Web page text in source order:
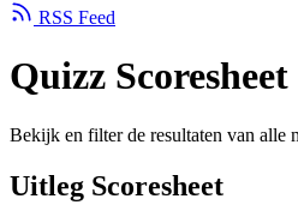
RSS Feed
Quizz Scoresheet
Bekijk en filter de resultaten van alle
Uitleg Scoresheet